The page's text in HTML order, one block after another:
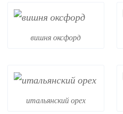
вишня оксфорд
итальянский орех